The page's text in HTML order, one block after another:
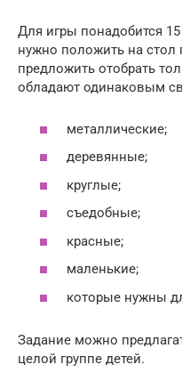
Для игры понадобится
нужно положить на стол
предложить отобрать
обладают одинаковым
металлические;
деревянные;
круглые;
съедобные;
красные;
маленькие;
которые нужны
Задание можно
целой группе детей.